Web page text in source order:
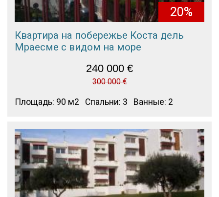
20%
Квартира на побережье Коста дель
Мраесме с видом на море
240 000 €
300 000 €
Площадь: 90 м2 Спальни: 3 Ванные: 2